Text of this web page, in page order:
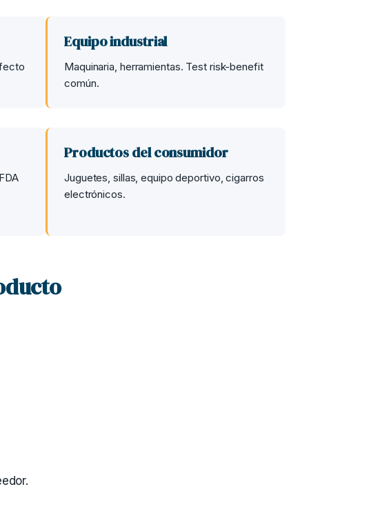
Equipo industrial
Maquinaria, herramientas. Test risk-benefit
común.
Productos del consumidor
Juguetes, sillas, equipo deportivo, cigarros
electrónicos.